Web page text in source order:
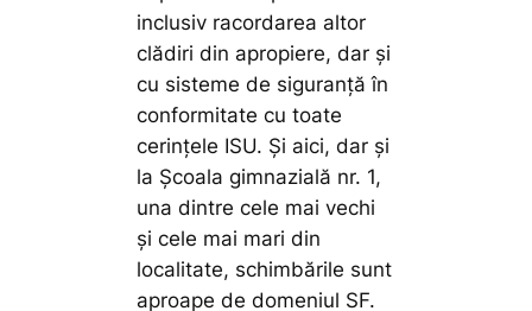
inclusiv racordarea altor
clădiri din apropiere, dar și
cu sisteme de siguranță în
conformitate cu toate
cerințele ISU. Și aici, dar și
la Școala gimnazială nr. 1,
una dintre cele mai vechi
și cele mai mari din
localitate, schimbările sunt
aproape de domeniul SF.